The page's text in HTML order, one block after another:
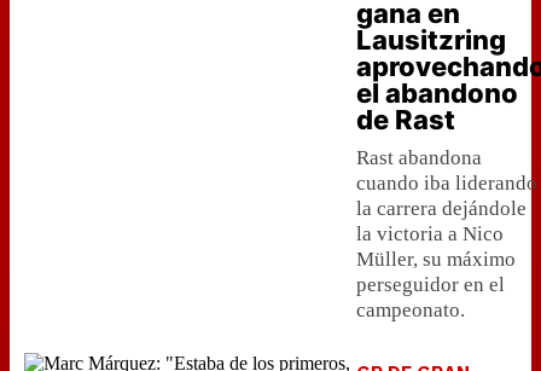
gana en
Lausitzring
el abandono
de Rast
Rast abandona
cuando iba liderando
la carrera dejándole
la victoria a Nico
Müller, su máximo
perseguidor en el
campeonato.